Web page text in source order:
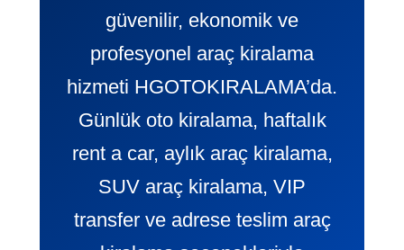
güvenilir, ekonomik ve
profesyonel araç kiralama
hizmeti HGOTOKIRALAMA’da.
Günlük oto kiralama, haftalık
rent a car, aylık araç kiralama,
SUV araç kiralama, VIP
transfer ve adrese teslim araç